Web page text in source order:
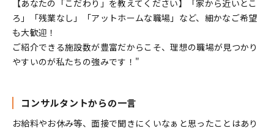
【あなたの「こだわり」を教えてください】「家から近いとこ
ろ」「残業なし」「アットホームな職場」など、細かなご希望
も大歓迎！
ご紹介できる施設数が豊富だからこそ、理想の職場が見つかり
やすいのが私たちの強みです！"
コンサルタントからの一言
お給料やお休み等、面接で聞きにくいなぁと思ったことはあり